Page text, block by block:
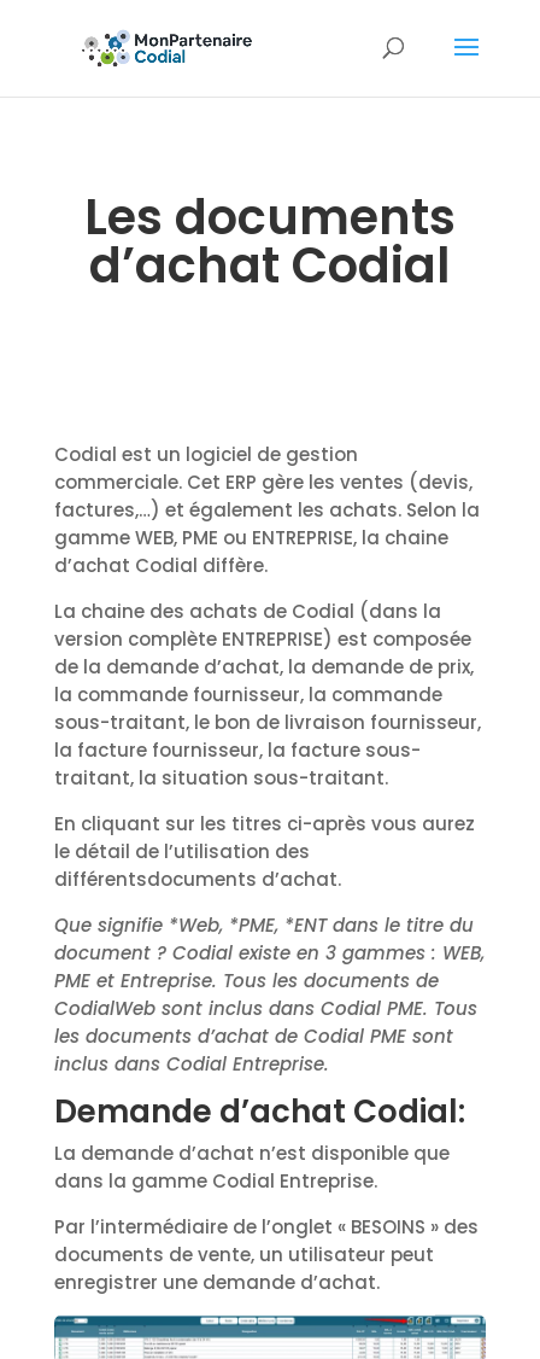
Les documents
d’achat Codial
Codial est un logiciel de gestion
commerciale. Cet ERP gère les ventes (devis,
factures,…) et également les achats. Selon la
gamme WEB, PME ou ENTREPRISE, la chaine
d’achat Codial diffère.
La chaine des achats de Codial (dans la
version complète ENTREPRISE) est composée
de la demande d’achat, la demande de prix,
la commande fournisseur, la commande
sous-traitant, le bon de livraison fournisseur,
la facture fournisseur, la facture sous-
traitant, la situation sous-traitant.
En cliquant sur les titres ci-après vous aurez
le détail de l’utilisation des
différentsdocuments d’achat.
Que signifie *Web, *PME, *ENT dans le titre du
document ? Codial existe en 3 gammes : WEB,
PME et Entreprise. Tous les documents de
CodialWeb sont inclus dans Codial PME. Tous
les documents d’achat de Codial PME sont
inclus dans Codial Entreprise.
Demande d’achat Codial:
La demande d’achat n’est disponible que
dans la gamme Codial Entreprise.
Par l’intermédiaire de l’onglet « BESOINS » des
documents de vente, un utilisateur peut
enregistrer une demande d’achat.